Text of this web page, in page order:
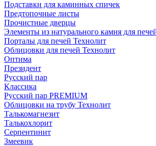
Подставки для каминных спичек
Предтопочные листы
Прочистные дверцы
Элементы из натурального камня для
Порталы для печей Технолит
Облицовки для печей Технолит
Оптима
Президент
Русский пар
Классика
Русский пар PREMIUM
Облицовки на трубу Технолит
Талькомагнезит
Талькохлорит
Серпентинит
Змеевик